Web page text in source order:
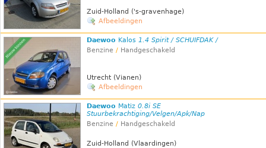
Zuid-Holland ('s-gravenhage)
Afbeeldingen
Daewoo Kalos 1.4 Spirit / SCHUIFDAK /
Benzine / Handgeschakeld
Utrecht (Vianen)
Afbeeldingen
Daewoo Matiz 0.8i SE
Stuurbekrachtiging/Velgen/Apk/Nap
Benzine / Handgeschakeld
Zuid-Holland (Vlaardingen)